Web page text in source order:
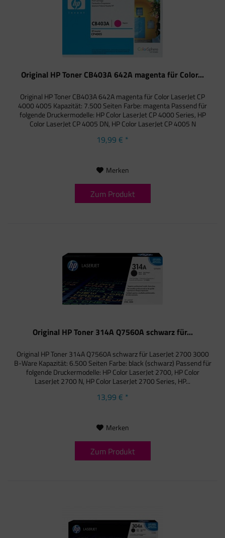
Original HP Toner CB403A 642A magenta für Color...
Original HP Toner CB403A 642A magenta für Color LaserJet CP
4000 4005 Kapazität: 7.500 Seiten Farbe: magenta Passend für
folgende Druckermodelle: HP Color LaserJet CP 4000 Series, HP
Color LaserJet CP 4005 DN, HP Color LaserJet CP 4005 N
19,99 € *
Merken
Zum Produkt
Original HP Toner 314A Q7560A schwarz für...
Original HP Toner 314A Q7560A schwarz für LaserJet 2700 3000
B-Ware Kapazität: 6.500 Seiten Farbe: black (schwarz) Passend für
folgende Druckermodelle: HP Color LaserJet 2700, HP Color
LaserJet 2700 N, HP Color LaserJet 2700 Series, HP...
13,99 € *
Merken
Zum Produkt